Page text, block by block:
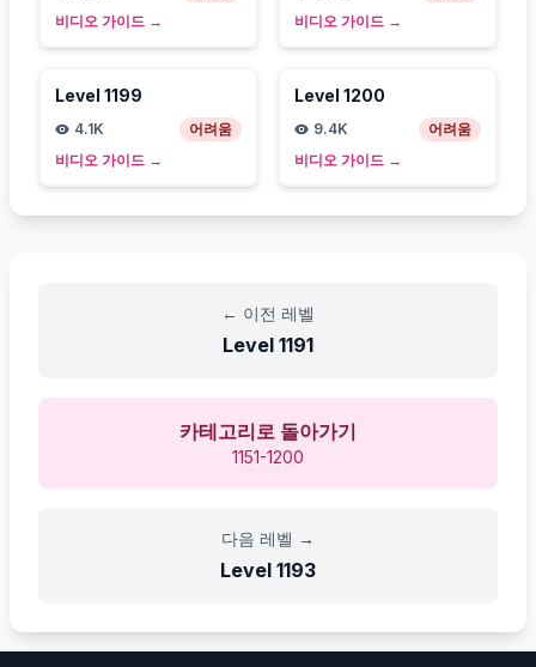
비디오 가이드 →
비디오 가이드 →
Level 1199
4.1K
어려움
비디오 가이드 →
Level 1200
9.4K
어려움
비디오 가이드 →
← 이전 레벨
Level 1191
카테고리로 돌아가기
1151-1200
다음 레벨 →
Level 1193